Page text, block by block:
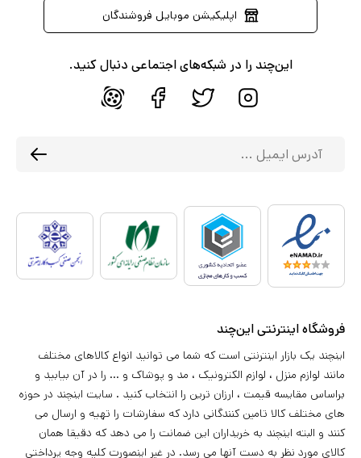
اپلیکیشن موبایل فروشندگان
این‌چند را در شبکه‌های اجتماعی دنبال کنید.
فروشگاه اینترنتی این‌چند
اینچند یک بازار اینترنتی است که شما می توانید انواع کالاهای مختلف
مانند لوازم منزل ، لوازم الکترونیک ، مد و پوشاک و ... را در آن بیابید و
براساس مقایسه قیمت ، ارزان ترین را انتخاب کنید . سایت اینچند در حوزه
های مختلف کالا تامین کنندگانی دارد که سفارشات را تهیه و ارسال می
کنند و البته اینچند به خریداران این ضمانت را می دهد که دقیقا همان
کالای مورد نظر به دست آنها می رسد. در غیر اینصورت کلیه وجه پرداختی